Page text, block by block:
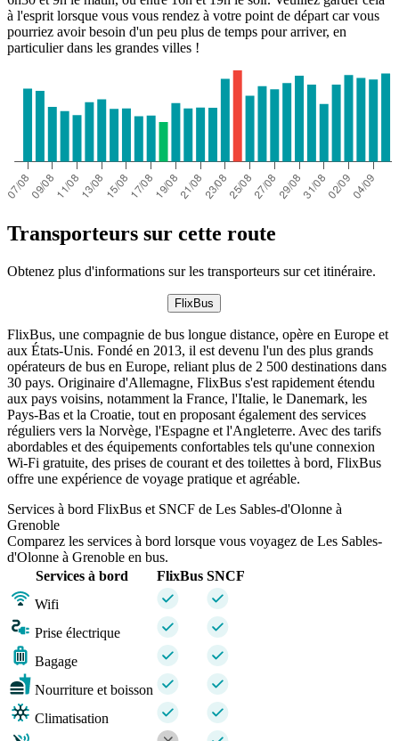
à l'esprit lorsque vous vous rendez à votre point de départ car vous
pourriez avoir besoin d'un peu plus de temps pour arriver, en
particulier dans les grandes villes !
Transporteurs sur cette route
Obtenez plus d'informations sur les transporteurs sur cet itinéraire.
FlixBus
FlixBus, une compagnie de bus longue distance, opère en Europe et
aux États-Unis. Fondé en 2013, il est devenu l'un des plus grands
opérateurs de bus en Europe, reliant plus de 2 500 destinations dans
30 pays. Originaire d'Allemagne, FlixBus s'est rapidement étendu
aux pays voisins, notamment la France, l'Italie, le Danemark, les
Pays-Bas et la Croatie, tout en proposant également des services
réguliers vers la Norvège, l'Espagne et l'Angleterre. Avec des tarifs
abordables et des équipements confortables tels qu'une connexion
Wi-Fi gratuite, des prises de courant et des toilettes à bord, FlixBus
offre une expérience de voyage pratique et agréable.
Services à bord FlixBus et SNCF de Les Sables-d'Olonne à
Grenoble
Comparez les services à bord lorsque vous voyagez de Les Sables-
d'Olonne à Grenoble en bus.
Services à bord
FlixBus SNCF
Wifi
Prise électrique
Bagage
Nourriture et boisson
Climatisation